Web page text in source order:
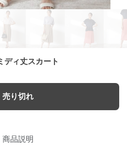
ディ丈スカート
売り切れ
商品説明